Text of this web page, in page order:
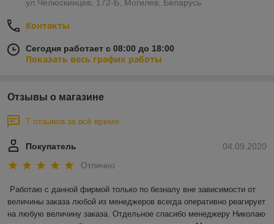
ул.Челюскинцев, 172-Б, Могилев, Беларусь
Контакты
Сегодня работает с 08:00 до 18:00
Показать весь график работы
Отзывы о магазине
7 отзывов за всё время
04.09.2020
Покупатель
Отлично
Работаю с данной фирмой только по безналу вне зависимости от
величины заказа любой из менеджеров всегда оперативно реагирует
на любую величину заказа. Отдельное спасибо менеджеру Николаю